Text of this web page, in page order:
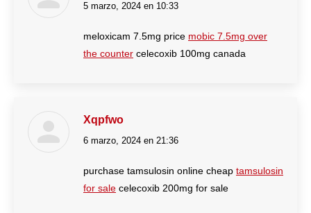
dice:
5 marzo, 2024 en 10:33
meloxicam 7.5mg price mobic 7.5mg over
the counter celecoxib 100mg canada
Xqpfwo
dice:
6 marzo, 2024 en 21:36
purchase tamsulosin online cheap tamsulosin
for sale celecoxib 200mg for sale